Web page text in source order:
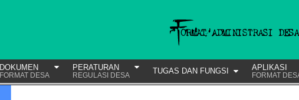
DOKUMEN
FORMAT DESA
PERATURAN
REGULASI DESA TUGAS DAN FUNGSI APLIKASI
FORMAT